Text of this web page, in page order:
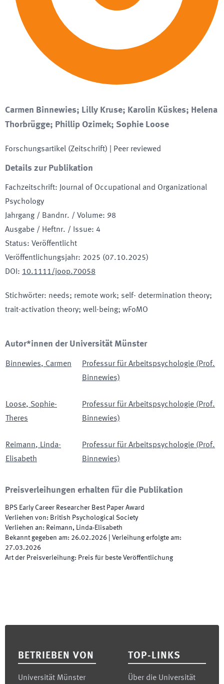
Carmen Binnewies; Lilly Kruse; Karolin Küskes; Helena
Thorbrügge; Phillip Ozimek; Sophie Loose
Forschungsartikel (Zeitschrift) | Peer reviewed
Details zur Publikation
Fachzeitschrift:
Journal of Occupational and Organizational
Psychology
Jahrgang / Bandnr. / Volume: 98
Ausgabe / Heftnr. / Issue: 4
Status: Veröffentlicht
Veröffentlichungsjahr: 2025 (07.10.2025)
DOI : 10.1111/joop.70058
Stichwörter: needs; remote work; self- determination theory;
trait-activation theory; well-being; wFoMO
Autor*innen der Universität Münster
Binnewies, Carmen
Professur für Arbeitspsychologie (Prof.
Binnewies)
Loose, Sophie-
Theres
Professur für Arbeitspsychologie (Prof.
Binnewies)
Reimann, Linda-
Elisabeth
Professur für Arbeitspsychologie (Prof.
Binnewies)
Preisverleihungen erhalten für die Publikation
BPS Early Career Researcher Best Paper Award
Verliehen von: British Psychological Society
Verliehen an: Reimann, Linda-Elisabeth
Bekannt gegeben am: 26.02.2026 Verleihung erfolgte am:
27.03.2026
Art der Preisverleihung: Preis für beste Veröffentlichung
BETRIEBEN VON
Universität Münster
TOP-LINKS
Über die Universität